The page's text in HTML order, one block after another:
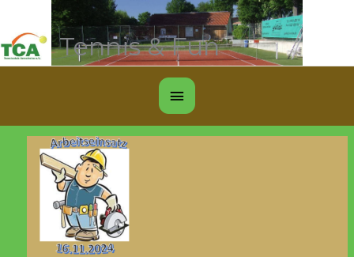
springen
Tennis & Fun
Below
Header